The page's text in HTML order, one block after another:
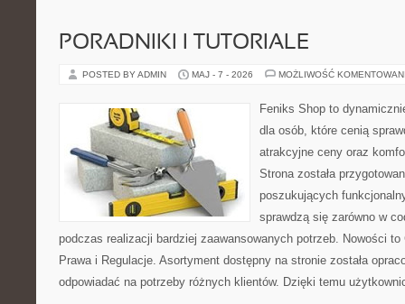
PORADNIKI I TUTORIALE
POSTED BY ADMIN MAJ - 7 - 2026 MOŻLIWOŚĆ
Feniks Shop to
dla osób, które cenią
atrakcyjne ceny oraz
Strona została
poszukujących
sprawdzą się zarówno w
podczas realizacji bardziej zaawansowanych potrzeb. Nowości
Prawa i Regulacje. Asortyment dostępny na stronie została
odpowiadać na potrzeby różnych klientów. Dzięki temu